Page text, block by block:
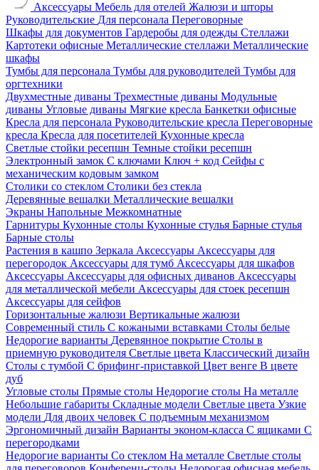
Аксессуары Мебель для отелей Жалюзи и шторы
Руководительские Для персонала Переговорные
Шкафы для документов Гардеробы для одежды Стеллажи
Картотеки офисные Металлические стеллажи Металлические
шкафы
Тумбы для персонала Тумбы для руководителей Тумбы для
оргтехники
Двухместные диваны Трехместные диваны Модульные
диваны Угловые диваны Мягкие кресла Банкетки офисные
Кресла для персонала Руководительские кресла Переговорные
кресла Кресла для посетителей Кухонные кресла
Светлые стойки ресепшн Темные стойки ресепшн
Электронный замок С ключами Ключ + код Сейфы с
механическим кодовым замком
Столики со стеклом Столики без стекла
Деревянные вешалки Металлические вешалки
Экраны Напольные Межкомнатные
Гарнитуры Кухонные столы Кухонные стулья Барные стулья
Барные столы
Растения в кашпо Зеркала Аксессуары Аксессуары для
перегородок Аксессуары для тумб Аксессуары для шкафов
Аксессуары Аксессуары для офисных диванов Аксессуары
для металлической мебели Аксессуары для стоек ресепшн
Аксессуары для сейфов
Горизонтальные жалюзи Вертикальные жалюзи
Современный стиль С кожаными вставками Столы белые
Недорогие варианты Деревянное покрытие Столы в
приемную руководителя Светлые цвета Классический дизайн
Столы с тумбой С брифинг-приставкой Цвет венге В цвете
дуб
Угловые столы Прямые столы Недорогие столы На металле
Небольшие габариты Складные модели Светлые цвета Узкие
модели Для двоих человек С подъемным механизмом
Эргономичный дизайн Варианты эконом-класса С ящиками С
перегородками
Недорогие варианты Со стеклом На металле Светлые столы